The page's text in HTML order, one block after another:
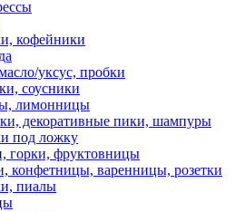
кофейники
уксус, пробки
соусники
лимонницы
декоративные пики, шампуры
под ложку
горки, фруктовницы
конфетницы, варенницы, розетки
пиалы